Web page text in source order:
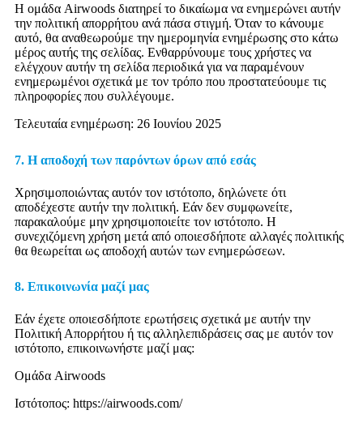
Η ομάδα Airwoods διατηρεί το δικαίωμα να ενημερώνει αυτήν
την πολιτική απορρήτου ανά πάσα στιγμή. Όταν το κάνουμε
αυτό, θα αναθεωρούμε την ημερομηνία ενημέρωσης στο κάτω
μέρος αυτής της σελίδας. Ενθαρρύνουμε τους χρήστες να
ελέγχουν αυτήν τη σελίδα περιοδικά για να παραμένουν
ενημερωμένοι σχετικά με τον τρόπο που προστατεύουμε τις
πληροφορίες που συλλέγουμε.
Τελευταία ενημέρωση: 26 Ιουνίου 2025
7. Η αποδοχή των παρόντων όρων από εσάς
Χρησιμοποιώντας αυτόν τον ιστότοπο, δηλώνετε ότι
αποδέχεστε αυτήν την πολιτική. Εάν δεν συμφωνείτε,
παρακαλούμε μην χρησιμοποιείτε τον ιστότοπο. Η
συνεχιζόμενη χρήση μετά από οποιεσδήποτε αλλαγές πολιτικής
θα θεωρείται ως αποδοχή αυτών των ενημερώσεων.
8. Επικοινωνία μαζί μας
Εάν έχετε οποιεσδήποτε ερωτήσεις σχετικά με αυτήν την
Πολιτική Απορρήτου ή τις αλληλεπιδράσεις σας με αυτόν τον
ιστότοπο, επικοινωνήστε μαζί μας:
Ομάδα Airwoods
Ιστότοπος: https://airwoods.com/